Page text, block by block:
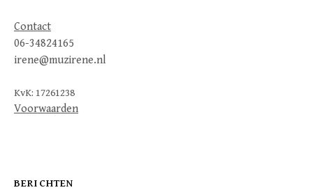
Contact
06-34824165
irene@muzirene.nl
KvK: 17261238
Voorwaarden
BERICHTEN